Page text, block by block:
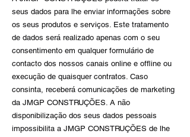
seus dados para lhe enviar informações sobre
os seus produtos e serviços. Este tratamento
de dados será realizado apenas com o seu
consentimento em qualquer formulário de
contacto dos nossos canais online e offline ou
execução de quaisquer contratos. Caso
consinta, receberá comunicações de marketing
da JMGP CONSTRUÇÕES. A não
disponibilização dos seus dados pessoais
impossibilita a JMGP CONSTRUÇÕES de lhe